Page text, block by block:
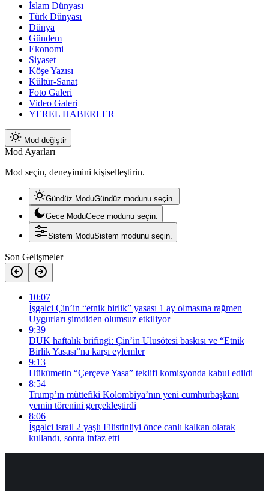
İslam Dünyası
Türk Dünyası
Dünya
Gündem
Ekonomi
Siyaset
Köşe Yazısı
Kültür-Sanat
Foto Galeri
Video Galeri
YEREL HABERLER
Mod değiştir
Mod Ayarları
Mod seçin, deneyimini kişiselleştirin.
Gündüz ModuGündüz modunu seçin.
Gece ModuGece modunu seçin.
Sistem ModuSistem modunu seçin.
Son Gelişmeler
10:07
İşgalci Çin’in “etnik birlik” yasası 1 ay olmasına rağmen
Uygurları şimdiden olumsuz etkiliyor
9:39
DUK haftalık brifingi: Çin’in Ulusötesi baskısı ve “Etnik
Birlik Yasası”na karşı eylemler
9:13
Hükümetin “Çerçeve Yasa” teklifi komisyonda kabul edildi
8:54
Trump’ın müttefiki Kolombiya’nın yeni cumhurbaşkanı
yemin törenini gerçekleştirdi
8:06
İşgalci israil 2 yaşlı Filistinliyi önce canlı kalkan olarak
kullandı, sonra infaz etti